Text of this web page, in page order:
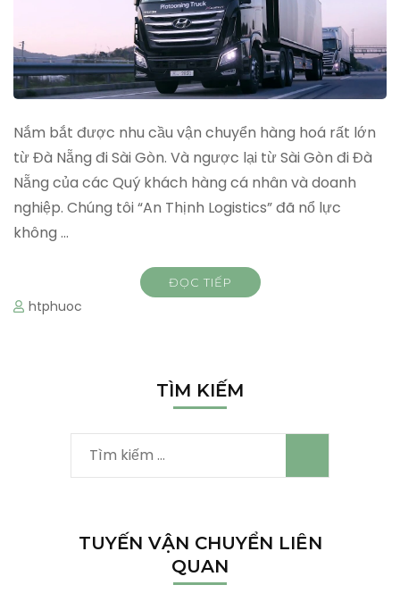
Nắm bắt được nhu cầu vận chuyển hàng hoá rất lớn
từ Đà Nẵng đi Sài Gòn. Và ngược lại từ Sài Gòn đi Đà
Nẵng của các Quý khách hàng cá nhân và doanh
nghiệp. Chúng tôi “An Thịnh Logistics” đã nổ lực
không …
ĐỌC TIẾP
htphuoc
TÌM KIẾM
Tìm
kiếm
TUYẾN VẬN CHUYỂN LIÊN
QUAN